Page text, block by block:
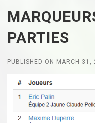
PARTIES
PUBLISHED ON MARCH 31,